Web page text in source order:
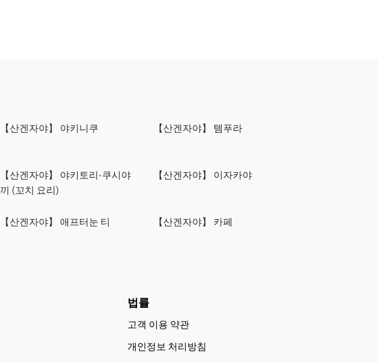
【산겐자야】 야키니쿠 【산겐자야】 템푸라
【산겐자야】 야키토리·쿠시야
끼 (꼬치 요리)
【산겐자야】 이자카야
【산겐자야】 애프터눈 티 【산겐자야】 카페
법률
고객 이용 약관
개인정보 처리방침